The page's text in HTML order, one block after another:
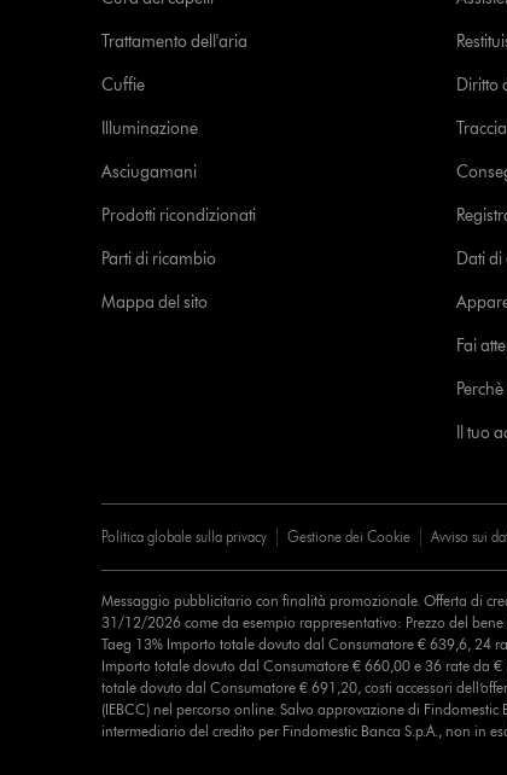
Trattamento dell'aria
Cuffie
Illuminazione
Asciugamani
Prodotti ricondizionati
Parti di ricambio
Mappa del sito
Diritto
Dati
Fai
Il tuo
Politica globale sulla privacy Gestione dei Cookie Avviso sui
Messaggio pubblicitario con finalità promozionale. Offerta di
31/12/2026 come da esempio rappresentativo: Prezzo del
Taeg 13% Importo totale dovuto dal Consumatore € 639,6, 24
Importo totale dovuto dal Consumatore € 660,00 e 36 rate da
totale dovuto dal Consumatore € 691,20, costi accessori
(IEBCC) nel percorso online. Salvo approvazione di Findomestic
intermediario del credito per Findomestic Banca S.p.A., non in